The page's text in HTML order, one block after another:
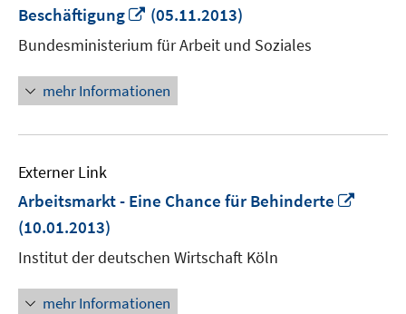
Beschäftigung
In
neuem
Fenster
öffnen
(05.11.2013)
Bundesministerium für Arbeit und Soziales
mehr Informationen
Externer Link
Arbeitsmarkt - Eine Chance für Behinderte
(10.01.2013)
Institut der deutschen Wirtschaft Köln
mehr Informationen